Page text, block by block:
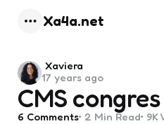
Xa4a.net
CMS
Posted
by
Xaviera
17 years ago
6 Comments 2 Min Read 9K